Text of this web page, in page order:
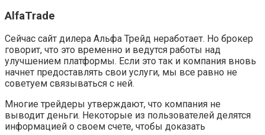
AlfaTrade
Сейчас сайт дилера Альфа Трейд неработает. Но брокер
говорит, что это временно и ведутся работы над
улучшением платформы. Если это так и компания вновь
начнет предоставлять свои услуги, мы все равно не
советуем связываться с ней.
Многие трейдеры утверждают, что компания не
выводит деньги. Некоторые из пользователей делятся
информацией о своем счете, чтобы доказать